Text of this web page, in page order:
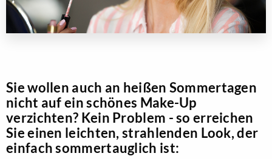
Sie wollen auch an heißen Sommertagen
nicht auf ein schönes Make-Up
verzichten? Kein Problem - so erreichen
Sie einen leichten, strahlenden Look, der
einfach sommertauglich ist: